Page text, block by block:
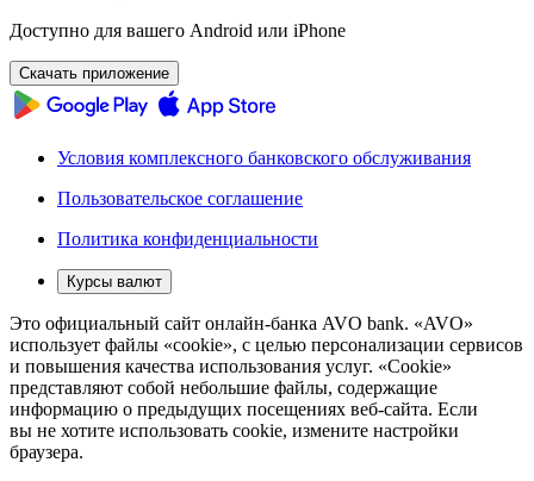
Доступно для вашего Android или iPhone
Скачать приложение
Условия комплексного банковского обслуживания
Пользовательское соглашение
Политика конфиденциальности
Курсы валют
Это официальный сайт онлайн-банка AVO bank. «AVO»
использует файлы «cookie», с целью персонализации сервисов
и повышения качества использования услуг. «Cookie»
представляют собой небольшие файлы, содержащие
информацию о предыдущих посещениях веб-сайта. Если
вы не хотите использовать cookie, измените настройки
браузера.